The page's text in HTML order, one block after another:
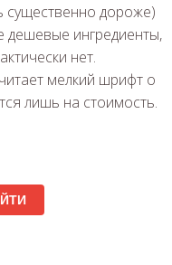
существенно дороже)
дешевые ингредиенты,
нет.
мелкий шрифт о
лишь на стоимость.